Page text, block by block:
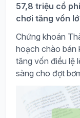
57,8 triệu cổ
chơi tăng vốn
Chứng khoán
hoạch chào bán
tăng vốn điều lệ
sàng cho đợt